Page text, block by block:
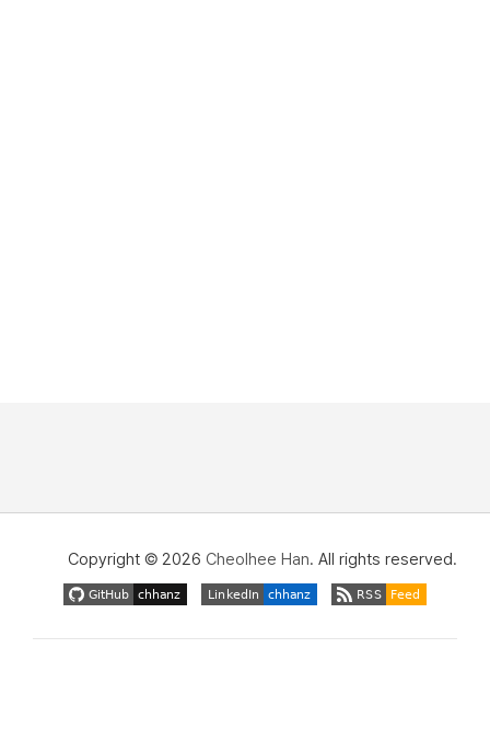
Copyright © 2026 Cheolhee Han. All rights reserved.